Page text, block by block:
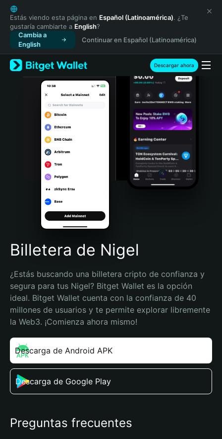
English
日本語
Tiếng Việt
Русский
Español (Latinoamérica)
Türkçe
Italiano
Português (Portugal)
Bahasa Indonesia
Português (Brasil)
Español (Argentina)
Estás viendo esta página en Español (Latinoamérica). ¿Te
gustaría cambiarte a English?
Cambia a
English
Continuar en Español (Latinoamérica)
Descargar ahora
Billetera de Nigel
¿Estás buscando una billetera cripto de confianza y
segura para tus Nigel? Bitget Wallet es la opción
ideal. Bitget Wallet cuenta con la confianza de 40
millones de usuarios y te permite explorar libremente
la Web3. ¡Comienza ahora mismo!
Descarga de Android APK
Descarga de Google Play
Preguntas frecuentes